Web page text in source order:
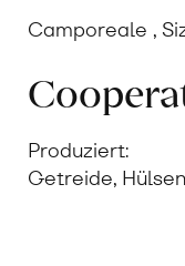
Camporeale ,
Produziert:
Getreide,